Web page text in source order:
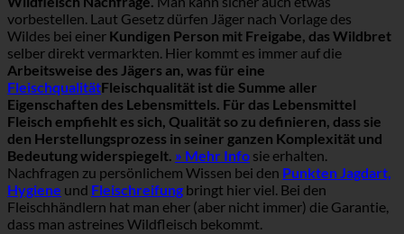
vorbestellen. Laut Gesetz dürfen Jäger nach Vorlage des
Wildes bei einer Kundigen Person mit Freigabe, das Wildbret
selber direkt vermarkten. Hier kommt es immer auf die
Arbeitsweise des Jägers an, was für eine
FleischqualitätFleischqualität ist die Summe aller
Eigenschaften des Lebensmittels. Für das Lebensmittel
Fleisch empfiehlt es sich, Qualität so zu definieren, dass sie
den Herstellungsprozess in seiner ganzen Komplexität und
Bedeutung widerspiegelt. » Mehr Info sie erhalten.
Nachfragen zu persönlichem Wissen bei den Punkten Jagdart,
Hygiene und Fleischreifung bringt hier viel. Bei den
Fleischhändlern hat man eher (aber nicht immer) die Garantie,
dass man astreines Wildfleisch bekommt.